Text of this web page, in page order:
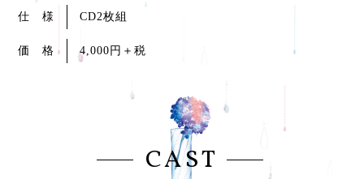
仕 様 CD2枚組
価 格 4,000円 ＋税
CAST